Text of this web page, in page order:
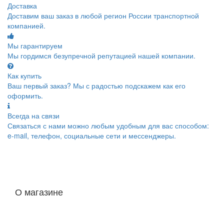
Доставка
Доставим ваш заказ в любой регион России транспортной
компанией.
Мы гарантируем
Мы гордимся безупречной репутацией нашей компании.
Как купить
Ваш первый заказ? Мы с радостью подскажем как его
оформить.
Всегда на связи
Связаться с нами можно любым удобным для вас способом:
e-mail, телефон, социальные сети и мессенджеры.
О магазине